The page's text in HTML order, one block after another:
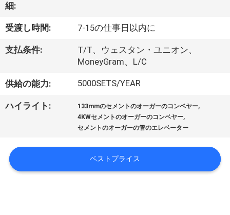
私
達
に
つ
工
場
細:
受渡し時間: 7-15の仕事日以内に
支払条件:
T/T、ウェスタン・ユニオン、
MoneyGram、L/C
供給の能力: 5000SETS/YEAR
ハイライト: 133mmのセメントのオーガーのコンベヤー,
4KWセメントのオーガーのコンベヤー,
セメントのオーガーの管のエレベーター
ベストプライス